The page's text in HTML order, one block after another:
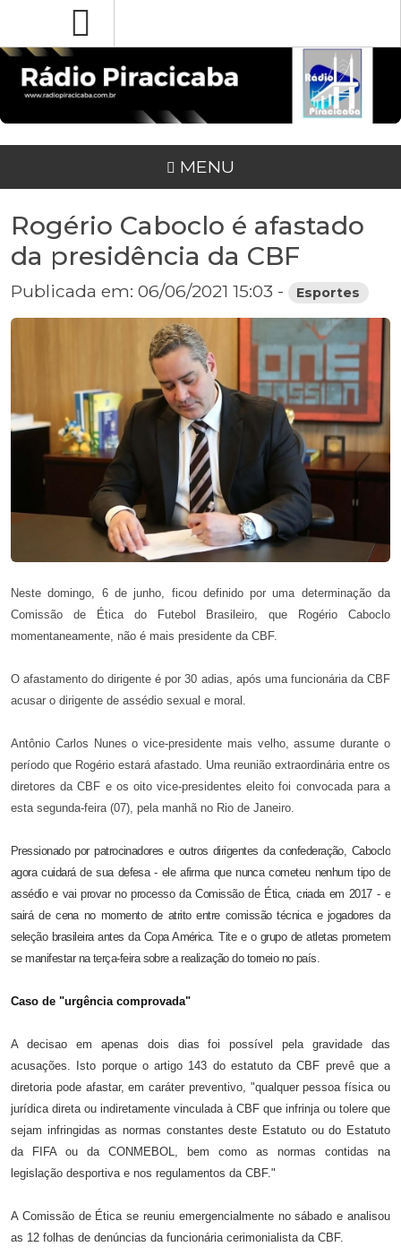
MENU
Rogério Caboclo é afastado
da presidência da CBF
Publicada em: 06/06/2021 15:03 - Esportes
Neste domingo, 6 de junho, ficou definido por uma determinação da
Comissão de Ética do Futebol Brasileiro, que Rogério Caboclo
momentaneamente, não é mais presidente da CBF.
O afastamento do dirigente é por 30 adias, após uma funcionária da CBF
acusar o dirigente de assédio sexual e moral.
Antônio Carlos Nunes o vice-presidente mais velho, assume durante o
período que Rogério estará afastado. Uma reunião extraordinária entre os
diretores da CBF e os oito vice-presidentes eleito foi convocada para a
esta segunda-feira (07), pela manhã no Rio de Janeiro.
Pressionado por patrocinadores e outros dirigentes da confederação, Caboclo
agora cuidará de sua defesa - ele afirma que nunca cometeu nenhum tipo de
assédio e vai provar no processo da Comissão de Ética, criada em 2017 - e
sairá de cena no momento de atrito entre comissão técnica e jogadores da
seleção brasileira antes da Copa América. Tite e o grupo de atletas prometem
se manifestar na terça-feira sobre a realização do torneio no país.
Caso de "urgência comprovada"
A decisao em apenas dois dias foi possível pela gravidade das
acusações. Isto porque o artigo 143 do estatuto da CBF prevê que a
diretoria pode afastar,em caráter preventivo, "qualquer pessoa física ou
jurídica direta ou indiretamente vinculada à CBF que infrinja ou tolere que
sejam infringidas as normas constantes deste Estatuto ou do Estatuto
da FIFA ou da CONMEBOL, bem como as normas contidas na
legislação desportiva e nos regulamentos da CBF."
A Comissão de Ética se reuniu emergencialmente no sábado e analisou
as 12 folhas de denúncias da funcionária cerimonialista da CBF.